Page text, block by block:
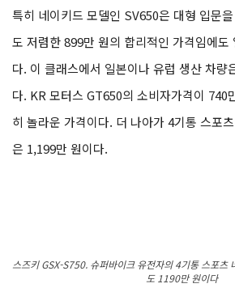
특히 네이키드 모델인 SV650은 대형 입문
도 저렴한 899만 원의 합리적인 가격임에도
다. 이 클래스에서 일본이나 유럽 생산 차량
다. KR 모터스 GT650의 소비자가격이 740
히 놀라운 가격이다. 더 나아가 4기통 스포
은 1,199만 원이다.
스즈키 GSX-S750. 슈퍼바이크 유전자의 4기통 스포츠
도 1190만 원이다